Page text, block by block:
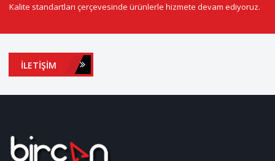
Kalite standartları çerçevesinde ürünlerle hizmete devam ediyoruz.
İLETIŞIM